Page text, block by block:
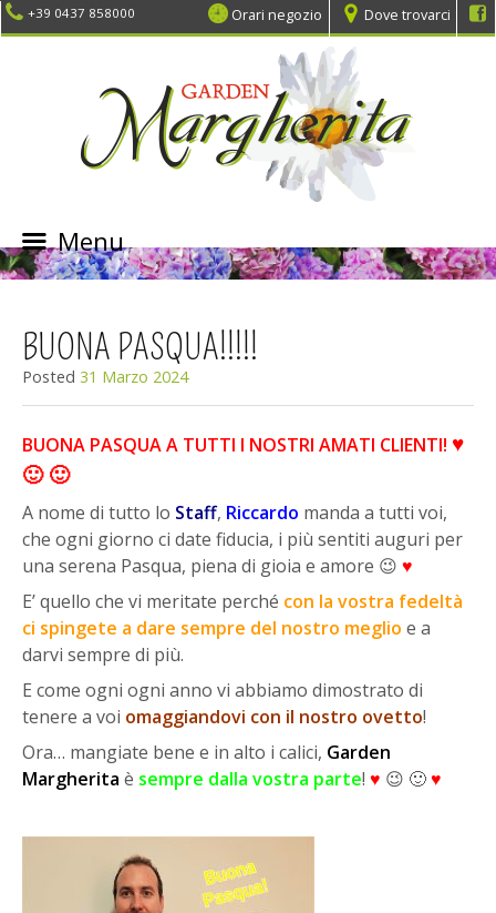
+39 0437 858000 Orari negozio Dove trovarci
Menu
SKIP
BUONA PASQUA!!!!!
Posted 31 Marzo 2024
BUONA PASQUA A TUTTI I NOSTRI AMATI CLIENTI! ♥
🙂 🙂
A nome di tutto lo Staff, Riccardo manda a tutti voi,
che ogni giorno ci date fiducia, i più sentiti auguri per
una serena Pasqua, piena di gioia e amore 😉 ♥
E’ quello che vi meritate perché con la vostra fedeltà
ci spingete a dare sempre del nostro meglio e a
darvi sempre di più.
E come ogni ogni anno vi abbiamo dimostrato di
tenere a voi omaggiandovi con il nostro ovetto!
Ora… mangiate bene e in alto i calici, Garden
Margherita è sempre dalla vostra parte! ♥ 😉 🙂♥